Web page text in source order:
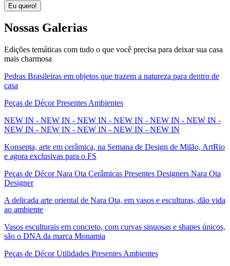
Eu quero!
Nossas Galerias
Edições temáticas com tudo o que você precisa para deixar sua casa
mais charmosa
Pedras Brasileiras em objetos que trazem a natureza para dentro de
casa
Peças de Décor Presentes Ambientes
NEW IN - NEW IN - NEW IN - NEW IN - NEW IN - NEW IN -
NEW IN - NEW IN - NEW IN - NEW IN - NEW IN
Konsepta, arte em cerâmica, na Semana de Design de Milão, ArtRio
e agora exclusivas para o FS
Peças de Décor Nara Ota Cerâmicas Presentes Designers Nara Ota
Designer
A delicada arte oriental de Nara Ota, em vasos e esculturas, dão vida
ao ambiente
Vasos esculturais em concreto, com curvas sinuosas e shapes únicos,
são o DNA da marca Monamia
Peças de Décor Utilidades Presentes Ambientes